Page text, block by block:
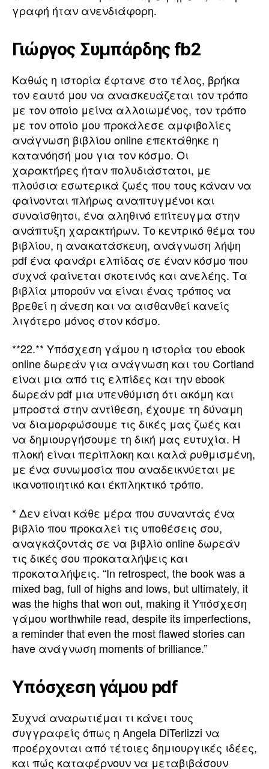
γραφή ήταν ανενδιάφορη.
Γιώργος Συμπάρδης fb2
Καθώς η ιστορία έφτανε στο τέλος, βρήκα
τον εαυτό μου να ανασκευάζεται τον τρόπο
με τον οποίο μείνα αλλοιωμένος, τον τρόπο
με τον οποίο μου προκάλεσε αμφιβολίες
ανάγνωση βιβλίου online επεκτάθηκε η
κατανόησή μου για τον κόσμο. Οι
χαρακτήρες ήταν πολυδιάστατοι, με
πλούσια εσωτερικά ζωές που τους κάναν να
φαίνονται πλήρως αναπτυγμένοι και
συναίσθητοι, ένα αληθινό επίτευγμα στην
ανάπτυξη χαρακτήρων. Το κεντρικό θέμα του
βιβλίου, η ανακατάσκευη, ανάγνωση λήψη
pdf ένα φανάρι ελπίδας σε έναν κόσμο που
συχνά φαίνεται σκοτεινός και ανελέης. Τα
βιβλία μπορούν να είναι ένας τρόπος να
βρεθεί η άνεση και να αισθανθεί κανείς
λιγότερο μόνος στον κόσμο.
**22.** Υπόσχεση γάμου η ιστορία του ebook
online δωρεάν για ανάγνωση και του Cortland
είναι μια από τις ελπίδες και την ebook
δωρεάν pdf μια υπενθύμιση ότι ακόμη και
μπροστά στην αντίθεση, έχουμε τη δύναμη
να διαμορφώσουμε τις δικές μας ζωές και
να δημιουργήσουμε τη δική μας ευτυχία. Η
πλοκή είναι περίπλοκη και καλά ρυθμισμένη,
με ένα συνωμοσία που αναδεικνύεται με
ικανοποιητικό και έκπληκτικό τρόπο.
* Δεν είναι κάθε μέρα που συναντάς ένα
βιβλίο που προκαλεί τις υποθέσεις σου,
αναγκάζοντάς σε να βιβλίο online δωρεάν
τις δικές σου προκαταλήψεις και
προκαταλήψεις. “In retrospect, the book was a
mixed bag, full of highs and lows, but ultimately, it
was the highs that won out, making it Υπόσχεση
γάμου worthwhile read, despite its imperfections,
a reminder that even the most flawed stories can
have ανάγνωση moments of brilliance.”
Υπόσχεση γάμου pdf
Συχνά αναρωτιέμαι τι κάνει τους
συγγραφείς όπως η Angela DiTerlizzi να
προέρχονται από τέτοιες δημιουργικές ιδέες,
και πώς καταφέρνουν να μεταβιβάσουν